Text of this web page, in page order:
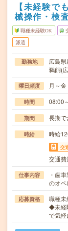
【未経験で
械操作・検
職種未経験OK
派遣
勤務地
広島
鵜飼(
曜日頻度 月～金
時間 08:00
期間 長期で
時給 時給
交
交通
仕事内容
・歯
のオ
応募資格
職種未
◆未経
で気